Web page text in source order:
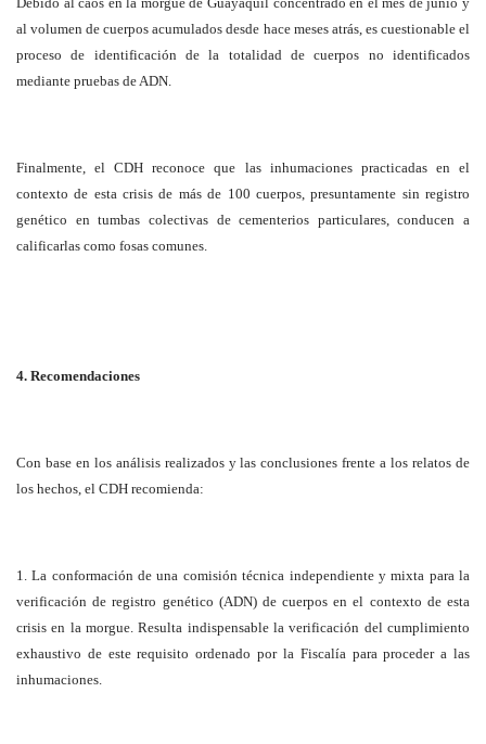
al volumen de cuerpos acumulados desde hace meses atrás, es cuestionable el
proceso de identificación de la totalidad de cuerpos no identificados
mediante pruebas de ADN.
Finalmente, el CDH reconoce que las inhumaciones practicadas en el
contexto de esta crisis de más de 100 cuerpos, presuntamente sin registro
genético en tumbas colectivas de cementerios particulares, conducen a
calificarlas como fosas comunes.
4. Recomendaciones
Con base en los análisis realizados y las conclusiones frente a los relatos de
los hechos, el CDH recomienda:
1. La conformación de una comisión técnica independiente y mixta para la
verificación de registro genético (ADN) de cuerpos en el contexto de esta
crisis en la morgue. Resulta indispensable la verificación del cumplimiento
exhaustivo de este requisito ordenado por la Fiscalía para proceder a las
inhumaciones.